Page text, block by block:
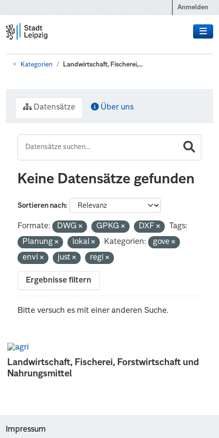
Anmelden
Kategorien Landwirtschaft, Fischerei,...
Landwirtschaft, Fischerei, Forstwirtschaft und
Nahrungsmittel
Datensätze Über uns
Keine Datensätze gefunden
Sortieren nach
Formate: DWG GPKG DXF
Tags:
Planung
lokal Kategorien:
gove
envi
just regi
Ergebnisse filtern
Bitte versuch es mit einer anderen Suche.
Impressum